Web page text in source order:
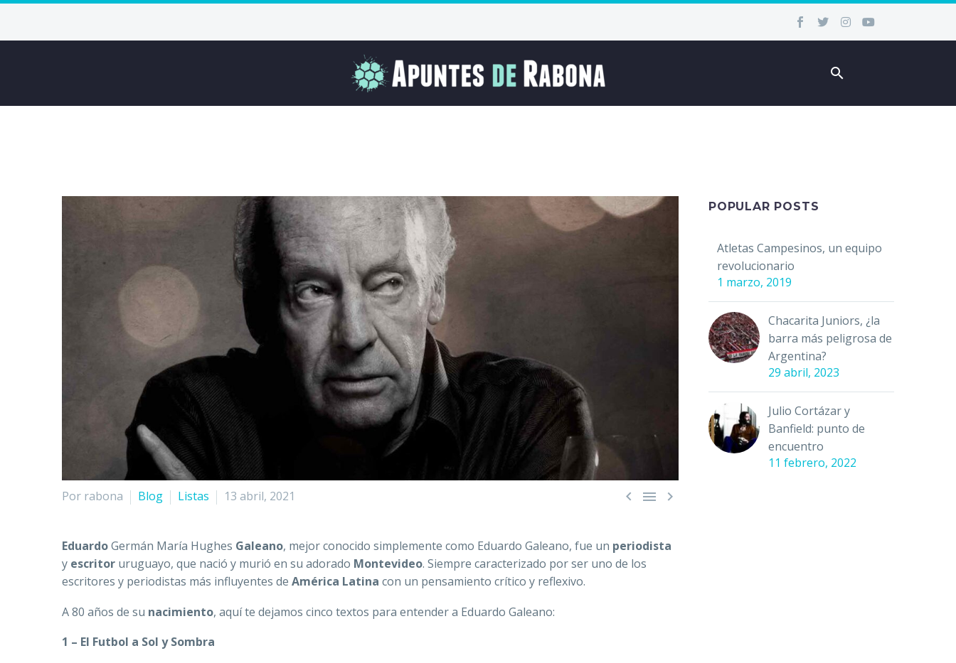
  
Por rabona Blog Listas 13 abril, 2021
EduardoGermán María Hughes Galeano, mejor conocido simplemente como Eduardo Galeano, fue un periodista
y escritor uruguayo, que nació y murió en su adorado Montevideo. Siempre caracterizado por ser uno de los
escritores y periodistas más influyentes de América Latina con un pensamiento crítico y reflexivo.
A 80 años de su nacimiento, aquí te dejamos cinco textos para entender a Eduardo Galeano:
1 – El Futbol a Sol y Sombra
POPULAR POSTS
Atletas Campesinos, un equipo
revolucionario
1 marzo, 2019
Chacarita Juniors, ¿la
barra más peligrosa de
Argentina?
29 abril, 2023
Julio Cortázar y
Banfield: punto de
encuentro
11 febrero, 2022